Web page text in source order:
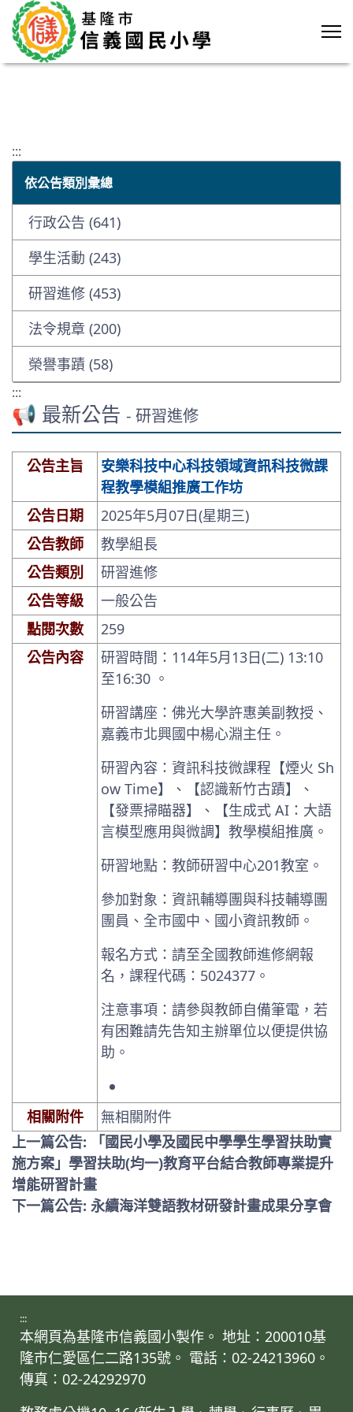
:::
依公告類別彙總
行政公告 (641)
學生活動 (243)
研習進修 (453)
法令規章 (200)
榮譽事蹟 (58)
:::
📢 最新公告 - 研習進修
公告主旨
安樂科技中心科技領域資訊科技微課
程教學模組推廣工作坊
公告日期
2025年5月07日(星期三)
公告教師
教學組長
公告類別
研習進修
公告等級
一般公告
點閱次數
259
公告內容
研習時間：114年5月13日(二) 13:10
至16:30 。
研習講座：佛光大學許惠美副教授、
嘉義市北興國中楊心淵主任。
研習內容：資訊科技微課程【煙火 Sh
ow Time】、【認識新竹古蹟】、
【發票掃瞄器】、【生成式 AI：大語
言模型應用與微調】教學模組推廣。
研習地點：教師研習中心201教室。
參加對象：資訊輔導團與科技輔導團
團員、全市國中、國小資訊教師。
報名方式：請至全國教師進修網報
名，課程代碼：5024377。
注意事項：請參與教師自備筆電，若
有困難請先告知主辦單位以便提供協
助。
相關附件
無相關附件
上一篇公告: 「國民小學及國民中學學生學習扶助實
施方案」學習扶助(均一)教育平台結合教師專業提升
增能研習計畫
下一篇公告: 永續海洋雙語教材研發計畫成果分享會
:::
本網頁為基隆市信義國小製作。 地址：200010基
隆市仁愛區仁二路135號。 電話：02-24213960。
傳真：02-24292970